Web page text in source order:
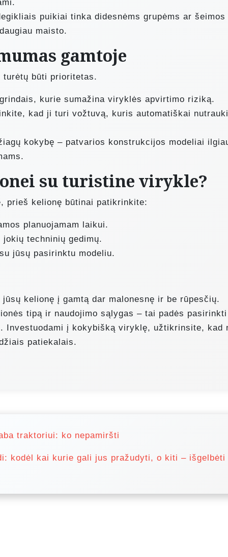
puikiai tinka didesnėms grupėms ar šeimos
maisto.
gamtoje
turėtų būti prioritetas.
kurie sumažina viryklės apvirtimo riziką.
kad ji turi vožtuvą, kuris automatiškai
kokybę – patvarios konstrukcijos modeliai
su turistine virykle?
prieš kelionę būtinai patikrinkite:
planuojamam laikui.
techninių gedimų.
jūsų pasirinktu modeliu.
kelionę į gamtą dar malonesnę ir be rūpesčių.
tipą ir naudojimo sąlygas – tai padės pasirinkti
Investuodami į kokybišką viryklę, užtikrinsite, kad
patiekalais.
traktoriui: ko nepamiršti
kodėl kai kurie gali jus pražudyti, o kiti – išgelbėti